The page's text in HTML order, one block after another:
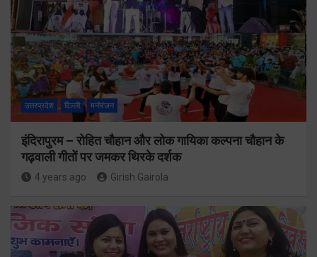
उत्तरप्रदेश दिल्ली मनोरंजन
इंदिरापुरम – रोहित चौहान और लोक गायिका कल्पना चौहान के
गढ़वाली गीतों पर जमकर थिरके दर्शक
4 years ago Girish Gairola